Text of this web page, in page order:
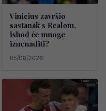
Vinicius završio
sastanak s Realom,
ishod će mnoge
iznenaditi?
05/08/2026